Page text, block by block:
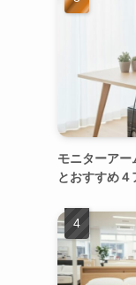
モニターア
とおすすめ４